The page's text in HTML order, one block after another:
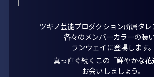
ツキノ芸能プロダクション所属タ
各々のメンバーカラーの装
ランウェイに登場します。
真っ直ぐ続くこの『鮮やかな花
お会いしましょう。